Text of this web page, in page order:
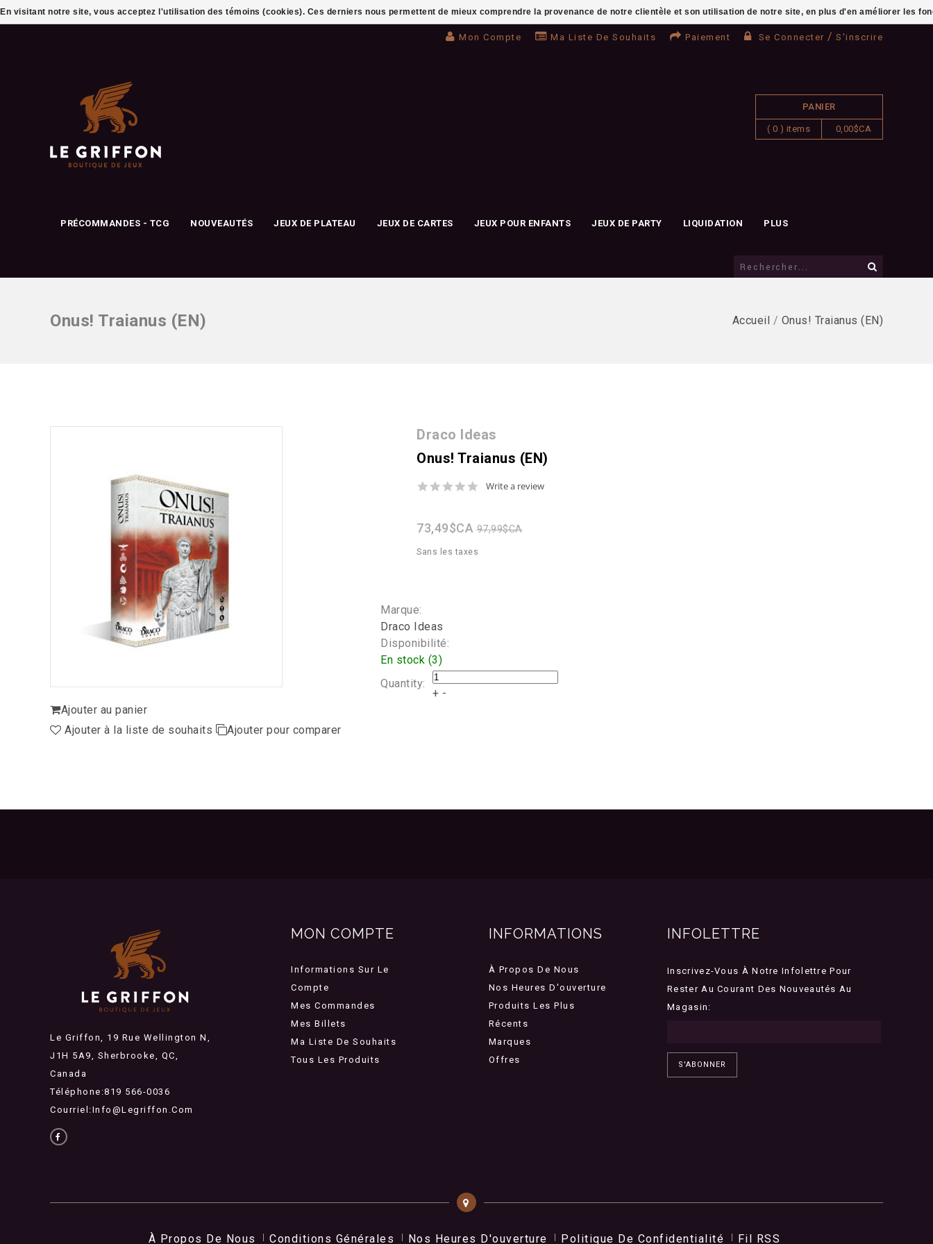
Mon Compte Ma Liste De Souhaits Paiement Se Connecter / S'inscrire
PANIER
( 0 ) items 0,00$CA
PRÉCOMMANDES - TCG NOUVEAUTÉS JEUX DE PLATEAU JEUX DE CARTES JEUX POUR ENFANTS JEUX DE PARTY LIQUIDATION PLUS
Onus! Traianus (EN) Accueil / Onus! Traianus (EN)
Draco Ideas
Onus! Traianus (EN)
0.0
Write a review
73,49$CA97,99$CA
Sans les taxes
Marque:
Draco Ideas
Disponibilité:
En stock (3)
Quantity:
+ -
Ajouter au panier
Ajouter à la liste de souhaits
Ajouter pour comparer
Le Griffon, 19 Rue Wellington N,
J1H 5A9, Sherbrooke, QC,
Canada
Téléphone:819 566-0036
Courriel:Info@legriffon.com
MON COMPTE
Informations Sur Le
Compte
Mes Commandes
Mes Billets
Ma Liste De Souhaits
Tous Les Produits
INFORMATIONS
À Propos De Nous
Nos Heures D'ouverture
Produits Les Plus
Récents
Marques
Offres
INFOLETTRE
Inscrivez-Vous À Notre Infolettre Pour
Rester Au Courant Des Nouveautés Au
Magasin:
S'ABONNER
À Propos De Nous Conditions Générales Nos Heures D'ouverture Politique De Confidentialité Fil RSS
En visitant notre site, vous acceptez l'utilisation des témoins (cookies). Ces derniers nous permettent de mieux comprendre la provenance de notre clientèle et son utilisation de notre site, en plus d'en améliorer les